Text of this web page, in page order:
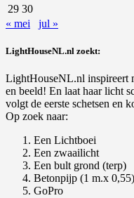
29 30
« mei
jul »
LightHouseNL.nl zoekt:
LightHouseNL.nl inspireert
en beeld! En laat haar licht
volgt de eerste schetsen en
Op zoek naar:
Een Lichtboei
Een zwaailicht
Een bult grond (terp)
Betonpijp (1 m.x 0,55)
GoPro